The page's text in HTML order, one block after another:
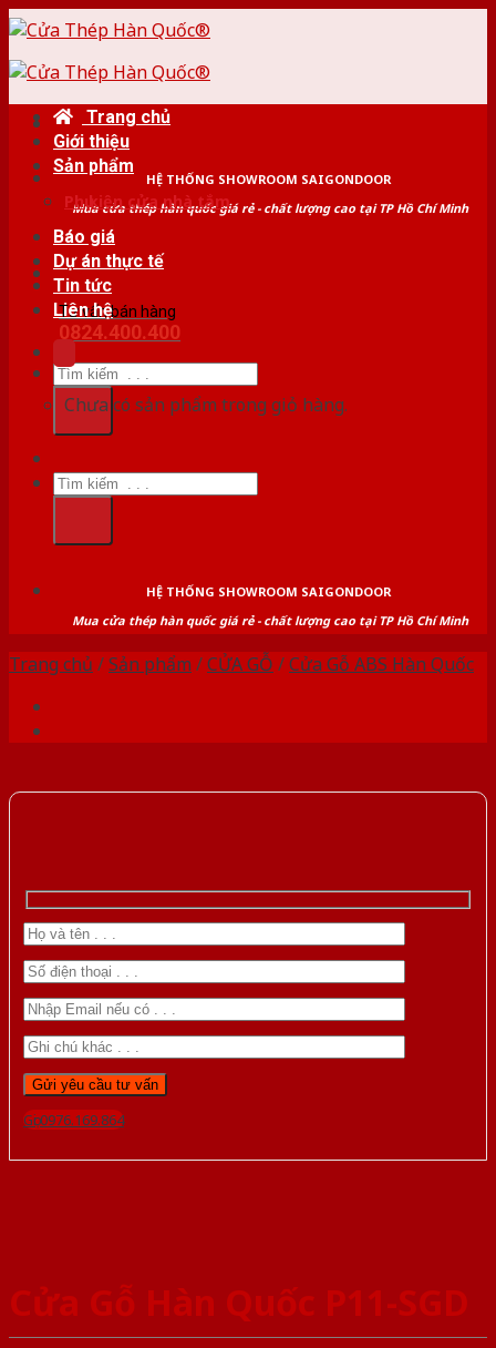
Skip
content
HỆ THỐNG SHOWROOM SAIGONDOOR
Mua cửa thép hàn quốc giá rẻ - chất lượng cao tại TP Hồ Chí Minh
Tư vấn bán hàng
0824.400.400
Tìm
kiếm:
Trang chủ
Giới thiệu
Sản phẩm
Phụ kiện cửa nhà tắm
Báo giá
Dự án thực tế
Tin tức
Liên hệ
Chưa có sản phẩm trong giỏ hàng.
Tìm
kiếm:
HỆ THỐNG SHOWROOM SAIGONDOOR
Mua cửa thép hàn quốc giá rẻ - chất lượng cao tại TP Hồ Chí Minh
Trang chủ /Sản phẩm /CỬA GỖ /Cửa Gỗ ABS Hàn Quốc
Gọi 0976.169.864
Cửa Gỗ Hàn Quốc P11-SGD